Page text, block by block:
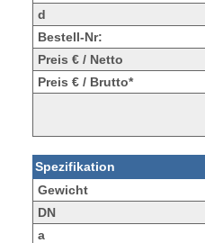
d
Bestell-Nr:
Preis € / Netto
Preis € / Brutto*
Spezifikation
Gewicht
DN
a